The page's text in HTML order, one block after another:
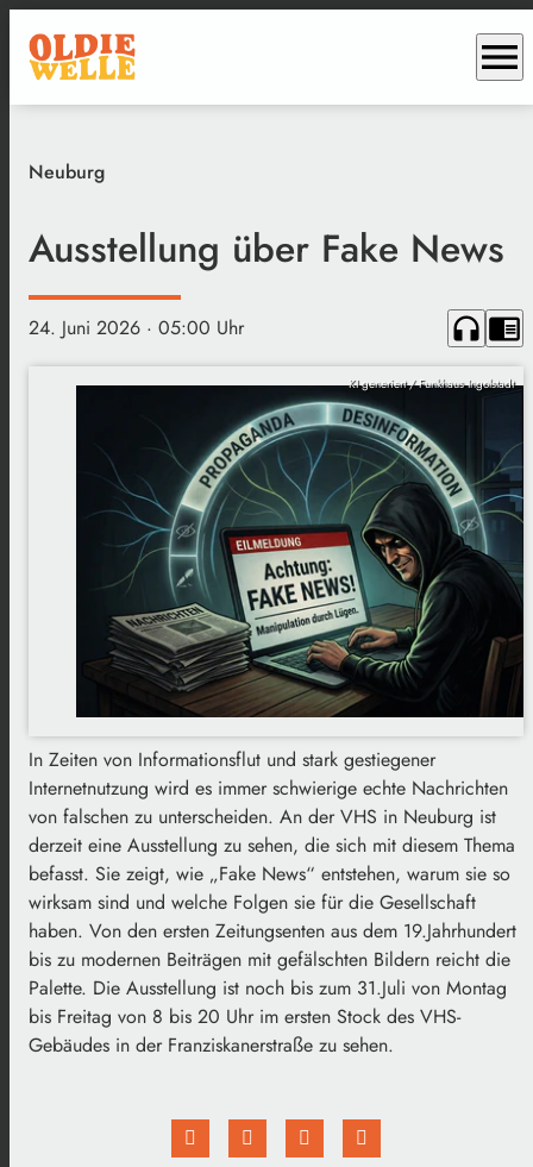
menu
Neuburg
Ausstellung über Fake News
24. Juni 2026 · 05:00 Uhr headphones chrome_reader_mode
KI generiert / Funkhaus Ingolstadt
In Zeiten von Informationsflut und stark gestiegener
Internetnutzung wird es immer schwierige echte Nachrichten
von falschen zu unterscheiden. An der VHS in Neuburg ist
derzeit eine Ausstellung zu sehen, die sich mit diesem Thema
befasst. Sie zeigt, wie „Fake News“ entstehen, warum sie so
wirksam sind und welche Folgen sie für die Gesellschaft
haben. Von den ersten Zeitungsenten aus dem 19.Jahrhundert
bis zu modernen Beiträgen mit gefälschten Bildern reicht die
Palette. Die Ausstellung ist noch bis zum 31.Juli von Montag
bis Freitag von 8 bis 20 Uhr im ersten Stock des VHS-
Gebäudes in der Franziskanerstraße zu sehen.